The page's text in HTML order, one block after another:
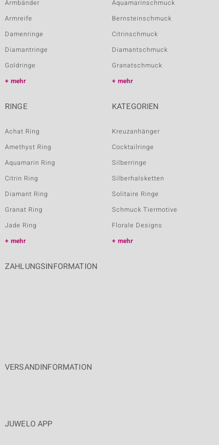
Armbänder
Armreife
Damenringe
Diamantringe
Goldringe
mehr
Aquamarinschmuck
Bernsteinschmuck
Citrinschmuck
Diamantschmuck
Granatschmuck
mehr
RINGE
Achat Ring
Amethyst Ring
Aquamarin Ring
Citrin Ring
Diamant Ring
Granat Ring
Jade Ring
mehr
KATEGORIEN
Kreuzanhänger
Cocktailringe
Silberringe
Silberhalsketten
Solitaire Ringe
Schmuck Tiermotive
Florale Designs
mehr
ZAHLUNGSINFORMATION
VERSANDINFORMATION
JUWELO APP